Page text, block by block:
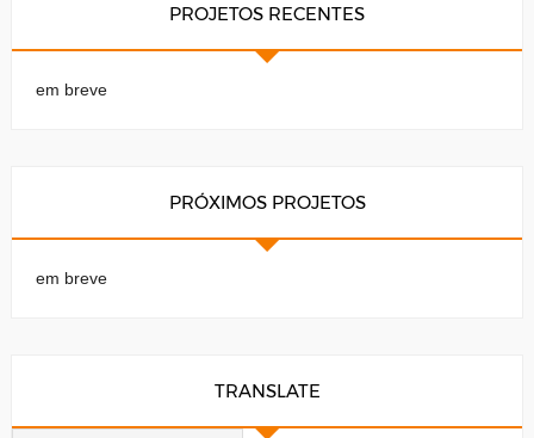
PROJETOS RECENTES
em breve
PRÓXIMOS PROJETOS
em breve
TRANSLATE